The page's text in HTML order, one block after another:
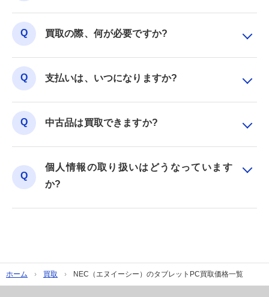
買取の際、何が必要ですか?
支払いは、いつになりますか?
中古品は買取できますか?
個人情報の取り扱いはどうなっています
か?
ホーム 買取 NEC（エヌイーシー）のタブレットPC買取価格一覧